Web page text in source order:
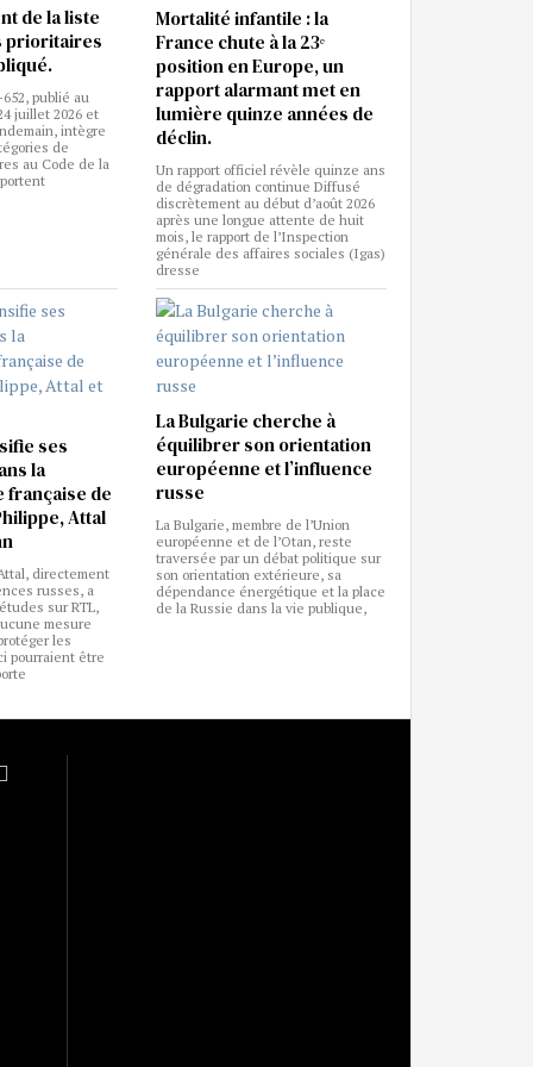
de la liste
prioritaires
publié au
juillet 2026 et
intègre
de
au Code de la
Mortalité infantile : la
France chute à la 23ᵉ
position en Europe, un
rapport alarmant met en
lumière quinze années de
déclin.
Un rapport officiel révèle quinze ans
de dégradation continue Diffusé
discrètement au début d’août 2026
après une longue attente de huit
mois, le rapport de l’Inspection
générale des affaires sociales (Igas)
dresse
ses
la
de
Attal
directement
russes, a
sur RTL,
mesure
les
pourraient être
La Bulgarie cherche à
équilibrer son orientation
européenne et l’influence
russe
La Bulgarie, membre de l’Union
européenne et de l’Otan, reste
traversée par un débat politique sur
son orientation extérieure, sa
dépendance énergétique et la place
de la Russie dans la vie publique,